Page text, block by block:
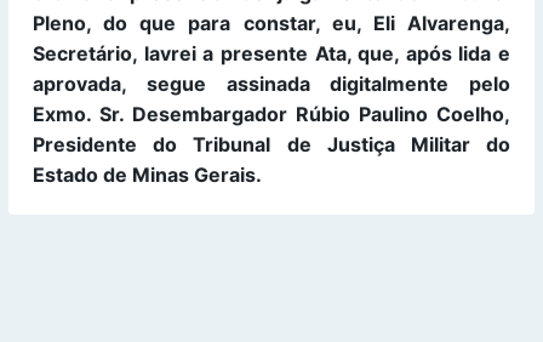
Pleno, do que para constar, eu, Eli Alvarenga,
Secretário, lavrei a presente Ata, que, após lida e
aprovada, segue assinada digitalmente pelo
Exmo. Sr. Desembargador Rúbio Paulino Coelho,
Presidente do Tribunal de Justiça Militar do
Estado de Minas Gerais.